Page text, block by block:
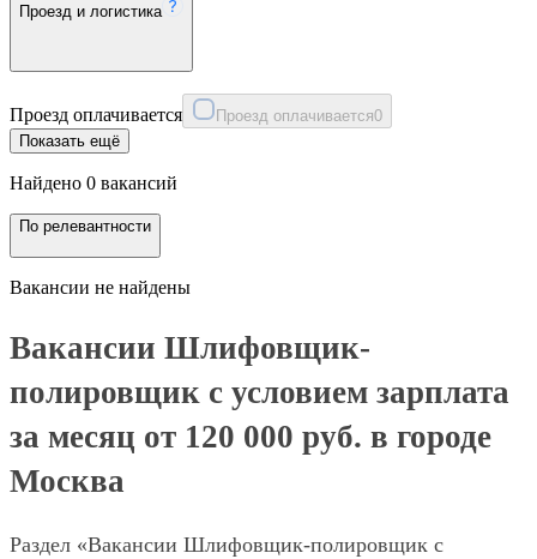
Проезд и логистика
Проезд оплачивается Проезд оплачивается0
Показать ещё
Найдено 0 вакансий
По релевантности
Вакансии не найдены
Вакансии Шлифовщик-
полировщик с условием зарплата
за месяц от 120 000 руб. в городе
Москва
Раздел «Вакансии Шлифовщик-полировщик с